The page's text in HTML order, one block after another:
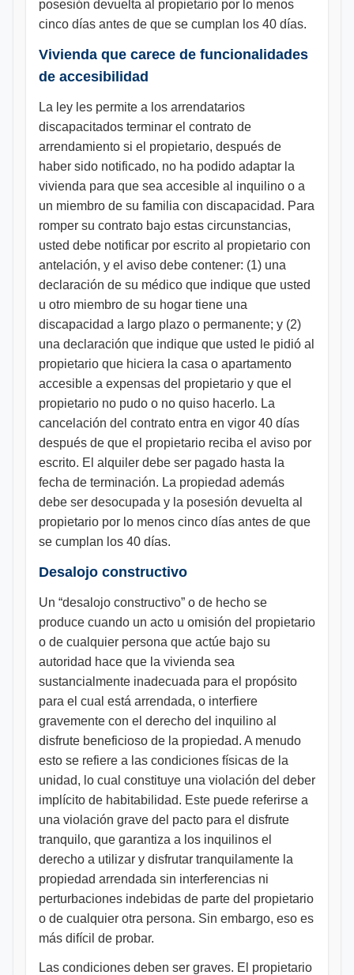
posesión devuelta al propietario por lo menos
cinco días antes de que se cumplan los 40 días.
Vivienda que carece de funcionalidades
de accesibilidad
La ley les permite a los arrendatarios
discapacitados terminar el contrato de
arrendamiento si el propietario, después de
haber sido notificado, no ha podido adaptar la
vivienda para que sea accesible al inquilino o a
un miembro de su familia con discapacidad. Para
romper su contrato bajo estas circunstancias,
usted debe notificar por escrito al propietario con
antelación, y el aviso debe contener: (1) una
declaración de su médico que indique que usted
u otro miembro de su hogar tiene una
discapacidad a largo plazo o permanente; y (2)
una declaración que indique que usted le pidió al
propietario que hiciera la casa o apartamento
accesible a expensas del propietario y que el
propietario no pudo o no quiso hacerlo. La
cancelación del contrato entra en vigor 40 días
después de que el propietario reciba el aviso por
escrito. El alquiler debe ser pagado hasta la
fecha de terminación. La propiedad además
debe ser desocupada y la posesión devuelta al
propietario por lo menos cinco días antes de que
se cumplan los 40 días.
Desalojo constructivo
Un “desalojo constructivo” o de hecho se
produce cuando un acto u omisión del propietario
o de cualquier persona que actúe bajo su
autoridad hace que la vivienda sea
sustancialmente inadecuada para el propósito
para el cual está arrendada, o interfiere
gravemente con el derecho del inquilino al
disfrute beneficioso de la propiedad. A menudo
esto se refiere a las condiciones físicas de la
unidad, lo cual constituye una violación del deber
implícito de habitabilidad. Este puede referirse a
una violación grave del pacto para el disfrute
tranquilo, que garantiza a los inquilinos el
derecho a utilizar y disfrutar tranquilamente la
propiedad arrendada sin interferencias ni
perturbaciones indebidas de parte del propietario
o de cualquier otra persona. Sin embargo, eso es
más difícil de probar.
Las condiciones deben ser graves. El propietario